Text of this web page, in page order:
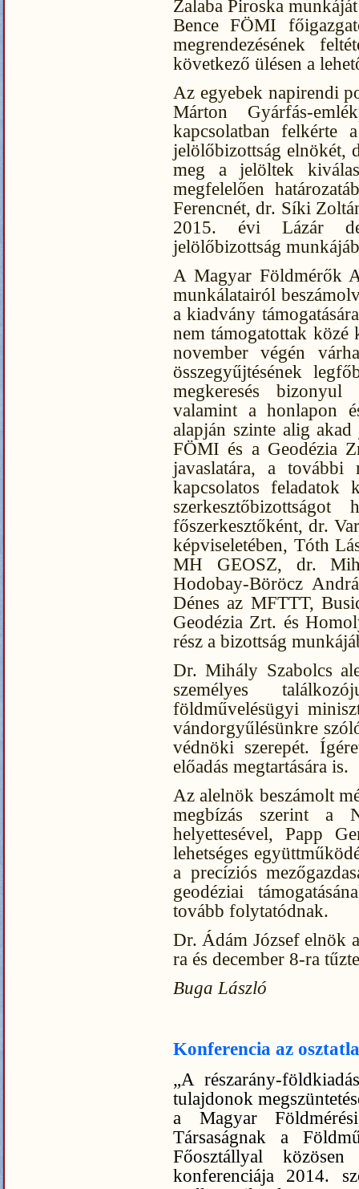
Zalaba Piroska
Bence FÖMI
megrendezésének
következő ülésen a
Az egyebek napirendi
Márton Gyárfás-
kapcsolatban felkérte
jelölőbizottság elnökét,
meg a jelöltek
megfelelően
Ferencnét, dr. Síki
2015. évi Lázár
jelölőbizottság
A Magyar Földmérők
munkálatairól
a kiadvány
nem támogatottak közé
november végén
összegyűjtésének
megkeresés
valamint a honlapon
alapján szinte alig
FÖMI és a Geodézia
javaslatára, a további
kapcsolatos feladatok
főszerkesztőként, dr.
képviseletében, Tóth
MH GEOSZ, dr.
Hodobay-Böröcz
Dénes az MFTTT,
Geodézia Zrt. és
rész a bizottság
Dr. Mihály Szabolcs
személyes
földművelésügyi
vándorgyűlésünkre
védnöki szerepét.
előadás megtartására is.
Az alelnök beszámolt
megbízás szerint a
helyettesével, Papp
lehetséges
a precíziós
geodéziai
tovább folytatódnak.
Dr. Ádám József elnök
ra és december 8-ra
Buga László
Konferencia az
„A részarány-
tulajdonok
a Magyar
Társaságnak a
Főosztállyal
konferenciája 2014.